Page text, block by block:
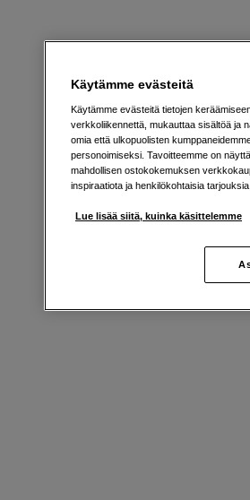
Käytämme evästeitä
Käytämme evästeitä tietojen
verkkoliikennettä, mukauttaa sisältöä ja
omia että ulkopuolisten
personoimiseksi. Tavoitteemme on
mahdollisen ostokokemuksen
inspiraatiota ja henkilökohtaisia
Lue lisää siitä, kuinka käsittelemme